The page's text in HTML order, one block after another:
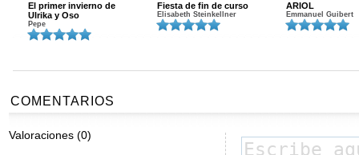
El primer invierno de
Ulrika y Oso
Pepe
Fiesta de fin de curso
Elisabeth Steinkellner
ARIOL
Emmanuel Guibert
COMENTARIOS
Valoraciones (0)